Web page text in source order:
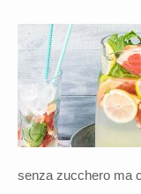
senza zucchero ma